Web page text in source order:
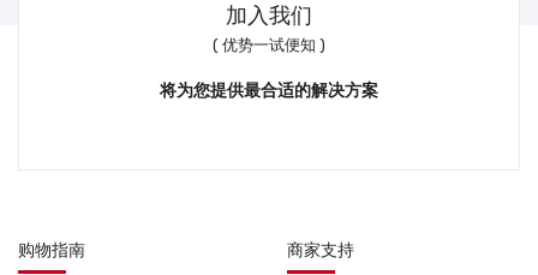
加入我们
( 优势一试便知 )
将为您提供最合适的解决方案
购物指南 商家支持